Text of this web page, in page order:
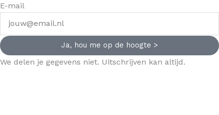
E-mail
Ja, hou me op de hoogte >
We delen je gegevens niet. Uitschrijven kan altijd.